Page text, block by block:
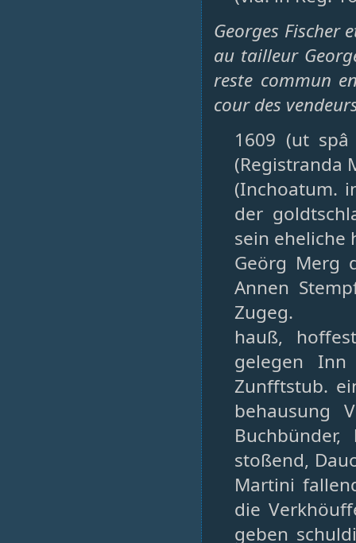
Georges Fischer
au tailleur
reste commun
cour des
1609 (ut
(Registranda
(Inchoatum.
der
sein eheliche
Geörg Merg
Annen
Zugeg.
hauß,
gelegen
Zunfftstub.
behausung
stoßend,
Martini
die
geben